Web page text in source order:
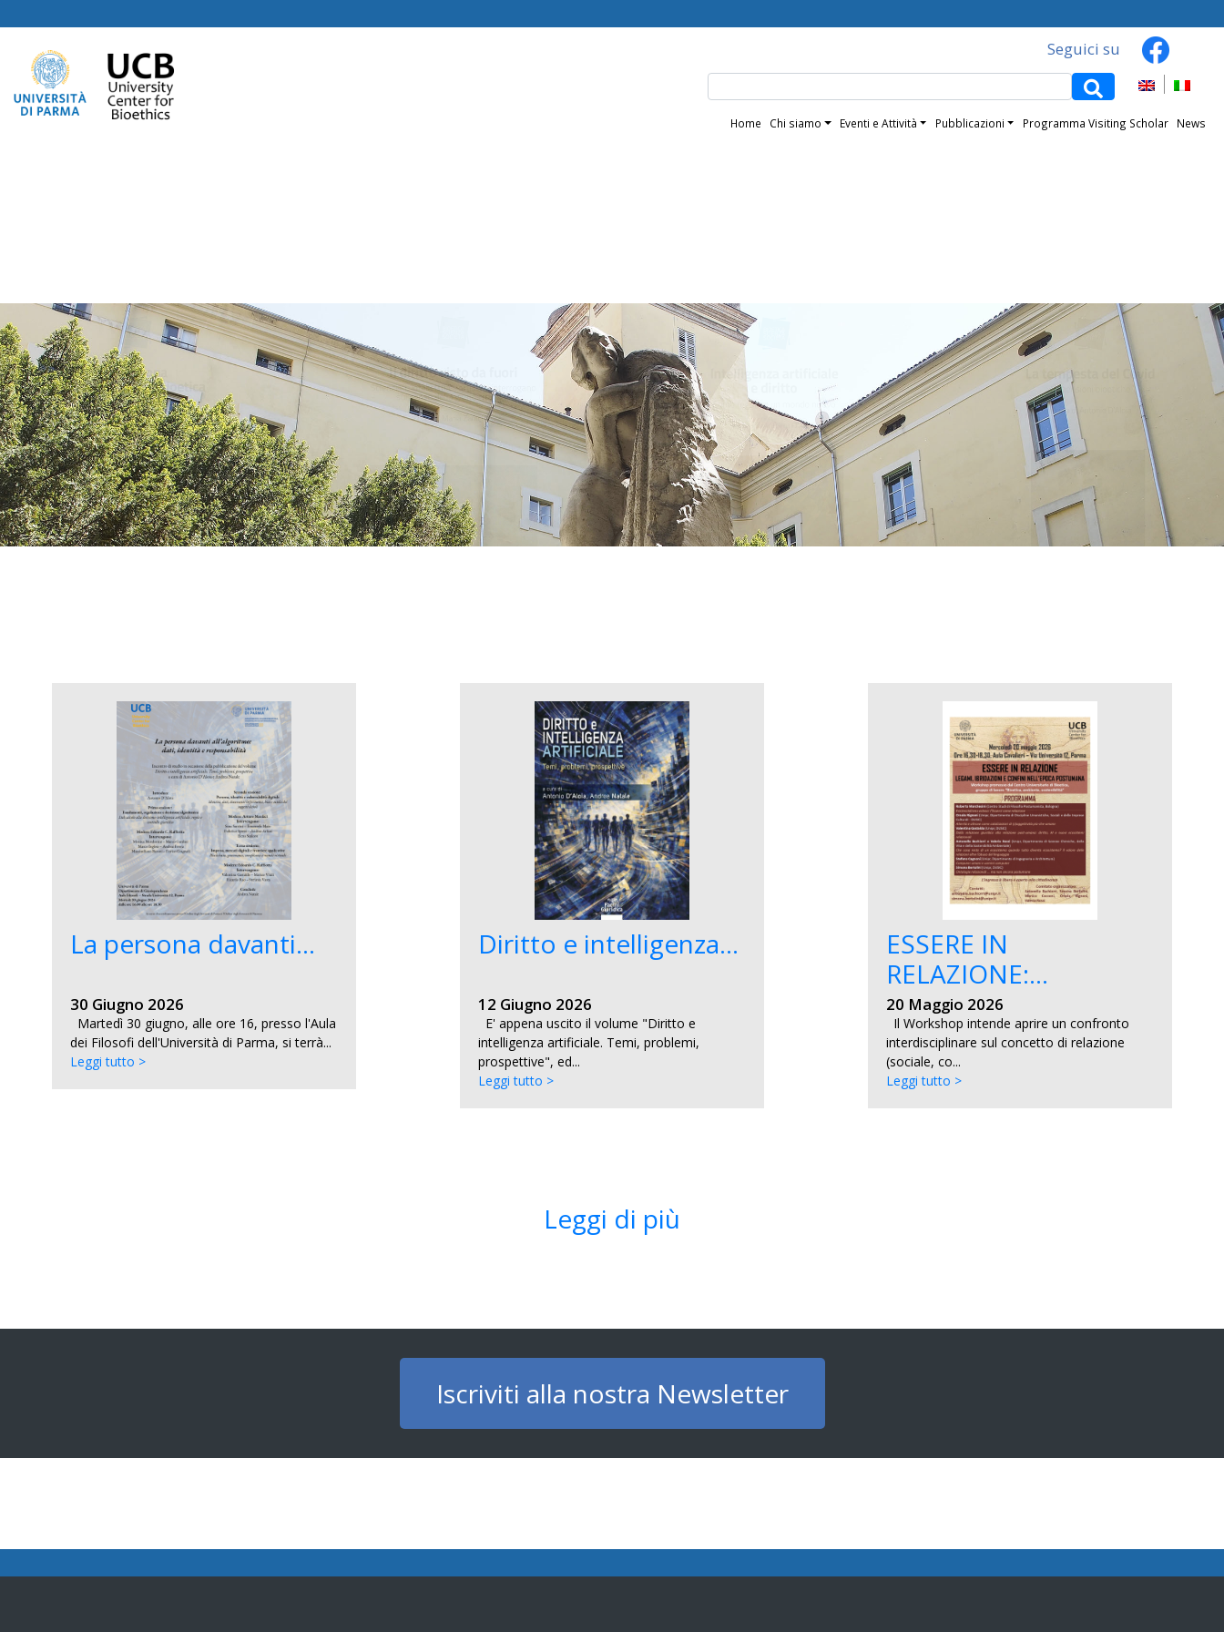
Home Chi siamo Eventi e Attività Pubblicazioni Programma Visiting Scholar News
Seguici su
La persona davanti...
30 Giugno 2026
Martedì 30 giugno, alle ore 16, presso l'Aula
dei Filosofi dell'Università di Parma, si terrà...
Leggi tutto >
Diritto e intelligenza...
12 Giugno 2026
E' appena uscito il volume "Diritto e
intelligenza artificiale. Temi, problemi,
prospettive", ed...
Leggi tutto >
ESSERE IN
RELAZIONE:...
20 Maggio 2026
Il Workshop intende aprire un confronto
interdisciplinare sul concetto di relazione
(sociale, co...
Leggi tutto >
Leggi di più
Iscriviti alla nostra Newsletter